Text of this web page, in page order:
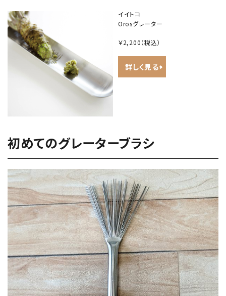
イイトコ
Orosグレーター
￥2,200（税込）
詳しく見る
初めてのグレーターブラシ